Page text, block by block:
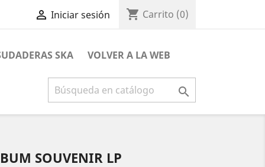
 Iniciar sesión shopping_cart Carrito (0)
SKA VOLVER A LA WEB

SOUVENIR LP